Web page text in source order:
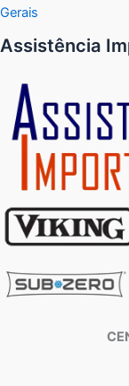
Gerais
Assistência